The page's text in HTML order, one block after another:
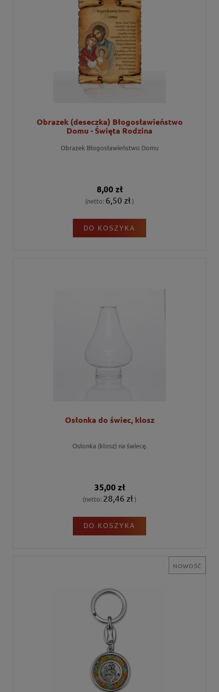
Obrazek (deseczka) Błogosławieństwo
Domu - Święta Rodzina
Obrazek Błogosławieństwo Domu
8,00 zł
(netto: 6,50 zł)
DO KOSZYKA
Osłonka do świec, klosz
Osłonka (klosz) na świecę.
35,00 zł
(netto: 28,46 zł)
DO KOSZYKA
NOWOŚĆ